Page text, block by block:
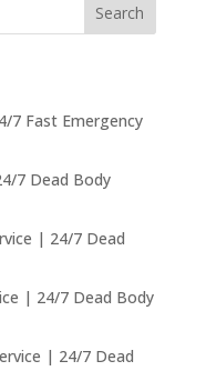
Search
7 Fast Emergency
7 Dead Body
| 24/7 Dead
| 24/7 Dead Body
| 24/7 Dead